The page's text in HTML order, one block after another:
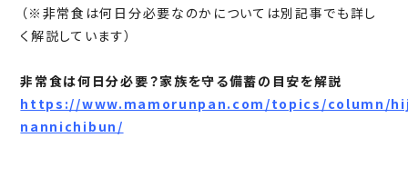
（※非常食は何日分必要なのかについては別記事でも詳し
く解説しています）
非常食は何日分必要？家族を守る備蓄の目安を解説
https://www.mamorunpan.com/topics/column/
nannichibun/